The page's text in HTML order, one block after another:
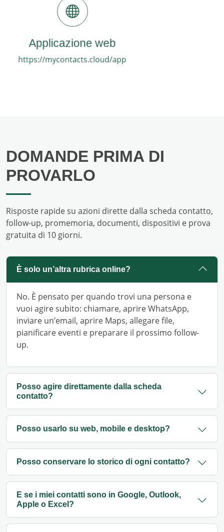
Applicazione web
https://mycontacts.cloud/app
DOMANDE PRIMA DI
PROVARLO
Risposte rapide su azioni dirette dalla scheda contatto,
follow-up, promemoria, documenti, dispositivi e prova
gratuita di 10 giorni.
È solo un’altra rubrica online?
No. È pensato per quando trovi una persona e
vuoi agire subito: chiamare, aprire WhatsApp,
inviare un’email, aprire Maps, allegare file,
pianificare eventi e preparare il prossimo follow-
up.
Posso agire direttamente dalla scheda
contatto?
Posso usarlo su web, mobile e desktop?
Posso conservare lo storico di ogni contatto?
E se i miei contatti sono in Google, Outlook,
Apple o Excel?